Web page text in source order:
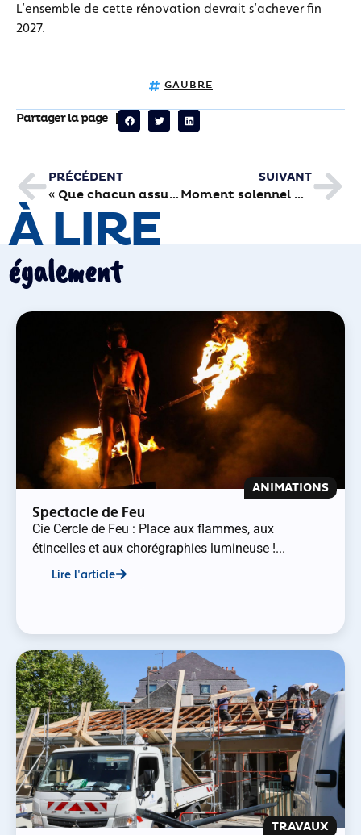
L’ensemble de cette rénovation devrait s’achever fin
2027.
GAUBRE
Partager la page
PRÉCÉDENT
« Que chacun assume ses responsabilités »
SUIVANT
Moment solennel pour les Prépa Marine
À LIRE
également
ANIMATIONS
Spectacle de Feu
Cie Cercle de Feu : Place aux flammes, aux
étincelles et aux chorégraphies lumineuse !...
Lire l'article
TRAVAUX